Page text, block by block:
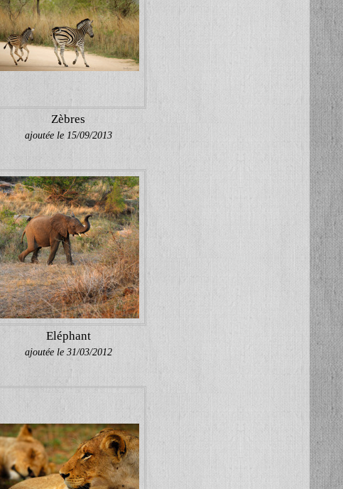
Zèbres
ajoutée le 15/09/2013
Eléphant
ajoutée le 31/03/2012